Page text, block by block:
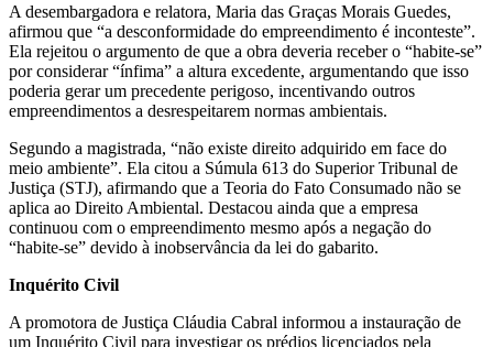
A desembargadora e relatora, Maria das Graças Morais Guedes,
afirmou que “a desconformidade do empreendimento é inconteste”.
Ela rejeitou o argumento de que a obra deveria receber o “habite-se”
por considerar “ínfima” a altura excedente, argumentando que isso
poderia gerar um precedente perigoso, incentivando outros
empreendimentos a desrespeitarem normas ambientais.
Segundo a magistrada, “não existe direito adquirido em face do
meio ambiente”. Ela citou a Súmula 613 do Superior Tribunal de
Justiça (STJ), afirmando que a Teoria do Fato Consumado não se
aplica ao Direito Ambiental. Destacou ainda que a empresa
continuou com o empreendimento mesmo após a negação do
“habite-se” devido à inobservância da lei do gabarito.
Inquérito Civil
A promotora de Justiça Cláudia Cabral informou a instauração de
um Inquérito Civil para investigar os prédios licenciados pela